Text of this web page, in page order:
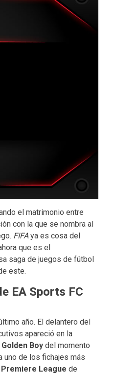
el matrimonio entre
con la que se nombra al
FIFAya es cosa del
que es el
saga de juegos de fútbol
este.
EA Sports FC
año. El delantero del
apareció en la
Golden Boydel momento
uno de los fichajes más
Premiere League de